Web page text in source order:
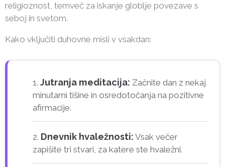
religioznost, temveč za iskanje globlje povezave s
seboj in svetom.
Kako vključiti duhovne misli v vsakdan:
Jutranja meditacija: Začnite dan z nekaj
minutami tišine in osredotočanja na pozitivne
afirmacije.
Dnevnik hvaležnosti: Vsak večer
zapišite tri stvari, za katere ste hvaležni.